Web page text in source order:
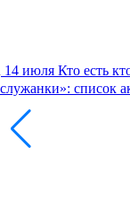
14 июля Кто есть
служанки»: список